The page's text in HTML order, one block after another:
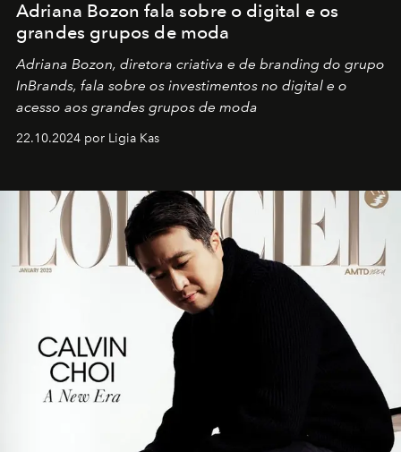
Adriana Bozon fala sobre o digital e os
grandes grupos de moda
Adriana Bozon, diretora criativa e de branding do grupo
InBrands, fala sobre os investimentos no digital e o
acesso aos grandes grupos de moda
22.10.2024 por Ligia Kas